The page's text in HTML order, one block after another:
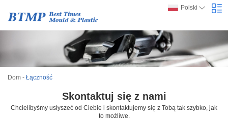
Polski
Dom - Łączność
Skontaktuj się z nami
Chcielibyśmy usłyszeć od Ciebie i skontaktujemy się z Tobą tak szybko, jak
to możliwe.